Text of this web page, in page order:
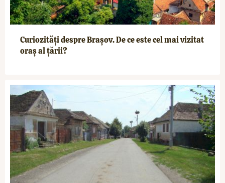
Curiozități despre Brașov. De ce este cel mai vizitat
oraș al țării?